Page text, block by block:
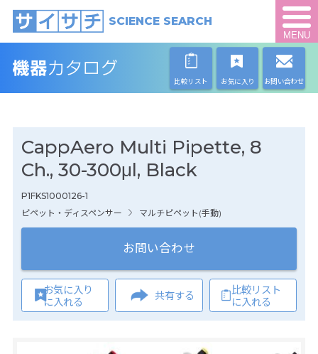
SCIENCE SEARCH
MENU
比較リスト お気に入り お問い合わせ
CappAero Multi Pipette, 8
Ch., 30-300μl, Black
P1FKS1000126-1
ピペット・ディスペンサー
マルチピペット(手動)
お問い合わせ
お気に入り
に入れる
共有する
比較リスト
に入れる